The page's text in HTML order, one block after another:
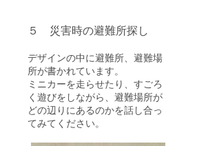
５ 災害時の避難所探し
デザインの中に避難所、避難場
所が書かれています。
ミニカーを走らせたり、すごろ
く遊びをしながら、避難場所が
どの辺りにあるのかを話し合っ
てみてください。